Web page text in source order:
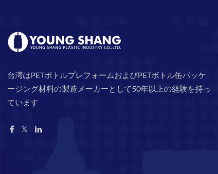
台湾はPETボトルプレフォームおよびPETボトル缶パッケ
ージング材料の製造メーカーとして50年以上の経験を持っ
ています